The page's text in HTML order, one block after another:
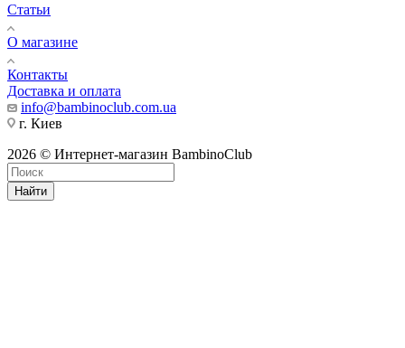
Статьи
О магазине
Контакты
Доставка и оплата
info@bambinoclub.com.ua
г. Киев
2026 © Интернет-магазин BambinoClub
Найти